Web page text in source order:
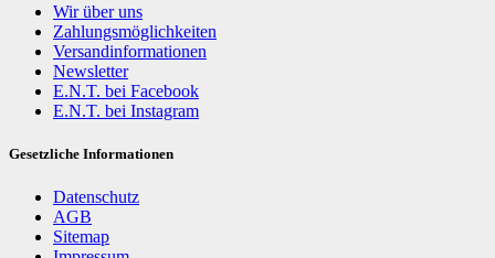
Wir über uns
Zahlungsmöglichkeiten
Versandinformationen
Newsletter
E.N.T. bei Facebook
E.N.T. bei Instagram
Gesetzliche Informationen
Datenschutz
AGB
Sitemap